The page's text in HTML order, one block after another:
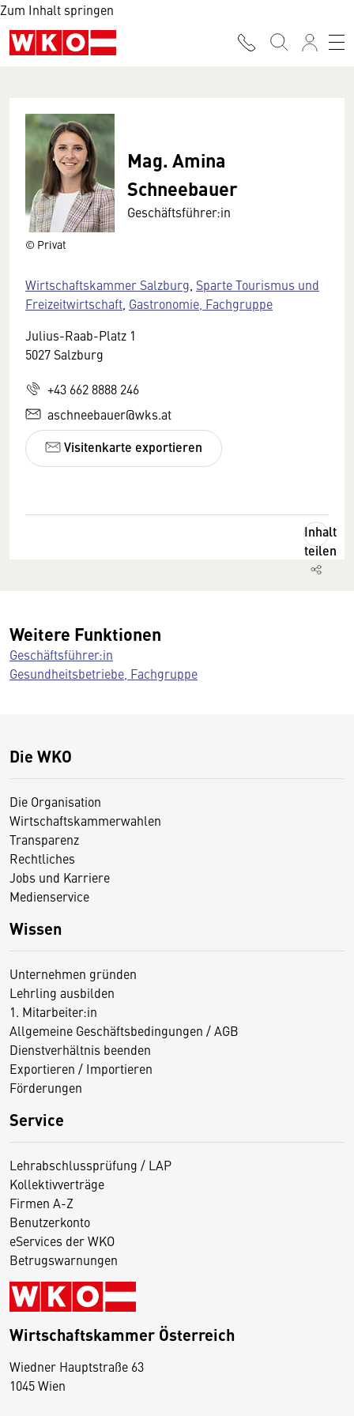
Zum Inhalt springen
© Privat
Mag. Amina
Schneebauer
Geschäftsführer:in
Wirtschaftskammer Salzburg Sparte Tourismus und
Freizeitwirtschaft Gastronomie, Fachgruppe
Julius-Raab-Platz 1
5027 Salzburg
+43 662 8888 246
aschneebauer@wks.at
Visitenkarte exportieren
Inhalt
teilen
Weitere Funktionen
Geschäftsführer:in
Gesundheitsbetriebe, Fachgruppe
Die WKO
Die Organisation
Wirtschaftskammerwahlen
Transparenz
Rechtliches
Jobs und Karriere
Medienservice
Wissen
Unternehmen gründen
Lehrling ausbilden
1. Mitarbeiter:in
Allgemeine Geschäftsbedingungen / AGB
Dienstverhältnis beenden
Exportieren / Importieren
Förderungen
Service
Lehrabschlussprüfung / LAP
Kollektivverträge
Firmen A-Z
Benutzerkonto
eServices der WKO
Betrugswarnungen
Wirtschaftskammer Österreich
Wiedner Hauptstraße 63
1045 Wien
D